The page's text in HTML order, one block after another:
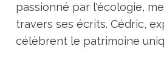
passionné par l'écologie,
travers ses écrits. Cédric,
célèbrent le patrimoine